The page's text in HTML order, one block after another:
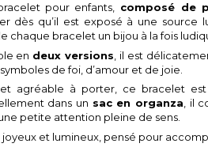
pour enfants, composé de
dès qu’il est exposé à une source
chaque bracelet un bijou à la fois
en deux versions , il est
de foi, d’amour et de joie.
agréable à porter, ce bracelet est
dans un sac en organza , il
petite attention pleine de sens.
joyeux et lumineux, pensé pour